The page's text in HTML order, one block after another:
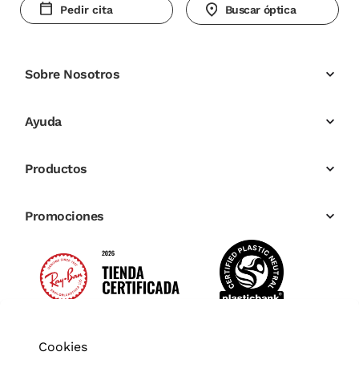
Pedir cita Buscar óptica
Sobre Nosotros
Ayuda
Productos
Promociones
Cookies